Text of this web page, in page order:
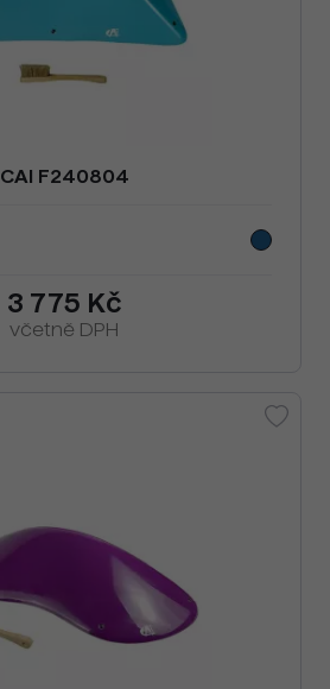
CAI F240804
3 775 Kč
včetně DPH